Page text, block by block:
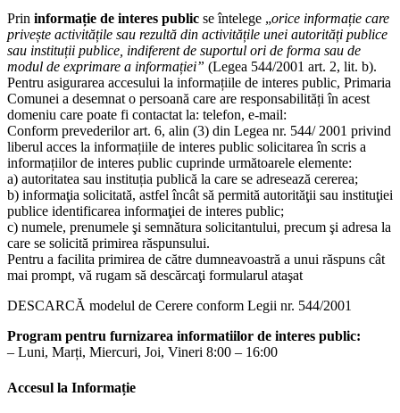
Prin informație de interes public se întelege „orice informație care
privește activitățile sau rezultă din activitățile unei autorități publice
sau instituții publice, indiferent de suportul ori de forma sau de
modul de exprimare a informației” (Legea 544/2001 art. 2, lit. b).
Pentru asigurarea accesului la informațiile de interes public, Primaria
Comunei a desemnat o persoană care are responsabilități în acest
domeniu care poate fi contactat la: telefon, e-mail:
Conform prevederilor art. 6, alin (3) din Legea nr. 544/ 2001 privind
liberul acces la informațiile de interes public solicitarea în scris a
informațiilor de interes public cuprinde următoarele elemente:
a) autoritatea sau instituția publică la care se adresează cererea;
b) informaţia solicitată, astfel încât să permită autorităţii sau instituţiei
publice identificarea informaţiei de interes public;
c) numele, prenumele şi semnătura solicitantului, precum şi adresa la
care se solicită primirea răspunsului.
Pentru a facilita primirea de către dumneavoastră a unui răspuns cât
mai prompt, vă rugam să descărcaţi formularul ataşat
DESCARCĂ modelul de Cerere conform Legii nr. 544/2001
Program pentru furnizarea informatiilor de interes public:
– Luni, Marți, Miercuri, Joi, Vineri 8:00 – 16:00
Accesul la Informație